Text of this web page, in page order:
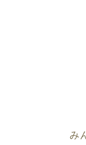
み